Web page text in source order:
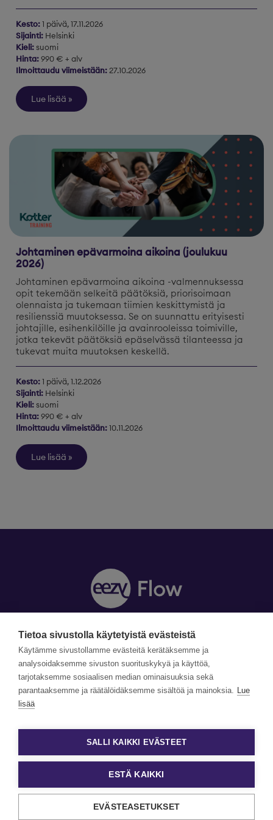
Kesto:1 päivä, 17.11.2026
Sijainti: Helsinki
Kieli:suomi
Hinta:990 € + alv
Ilmoittaudu viimeistään:27.10.2026
Lue lisää
Johtaminen epävarmoina aikoina (joulukuu
2026)
Johtaminen epävarmoina aikoina -valmennuksessa
opit tekemään selkeitä päätöksiä, priorisoimaan
olennaista ja tukemaan tiimien keskittymistä ja
resilienssiä muutoksessa. Se on suunnattu erityisesti
johtajille, esihenkilöille ja avainrooleissa toimiville,
jotka tekevät päätöksiä epäselvässä tilanteessa ja
tukevat muita muutoksen keskellä.
Kesto:1 päivä, 1.12.2026
Sijainti: Helsinki
Kieli:suomi
Hinta:990 € + alv
Ilmoittaudu viimeistään:10.11.2026
Lue lisää
Y-tunnus: 1990870-5
Yhteystiedot »
Tilaa uutiskirje »
©Copyright Eezy Flow 2026
Evästetiedot ja käyttöehdot
Tietoa sivustolla käytetyistä evästeistä
Käytämme sivustollamme evästeitä kerätäksemme ja
analysoidaksemme sivuston suorituskykyä ja käyttöä,
tarjotaksemme sosiaalisen median ominaisuuksia sekä
parantaaksemme ja räätälöidäksemme sisältöä ja mainoksia. Lue
lisää
SALLI KAIKKI EVÄSTEET
ESTÄ KAIKKI
EVÄSTEASETUKSET